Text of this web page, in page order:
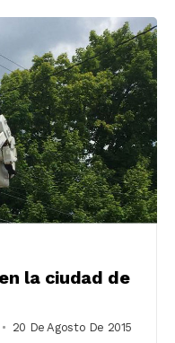
la ciudad de
20 De Agosto De 2015